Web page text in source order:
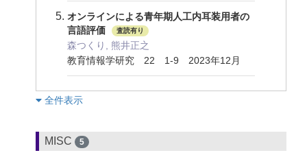
オンラインによる青年期人工内耳装用者の
言語評価
査読有り
森つくり, 熊井正之
教育情報学研究 22 1-9 2023年12月
︎全件表示
MISC 5